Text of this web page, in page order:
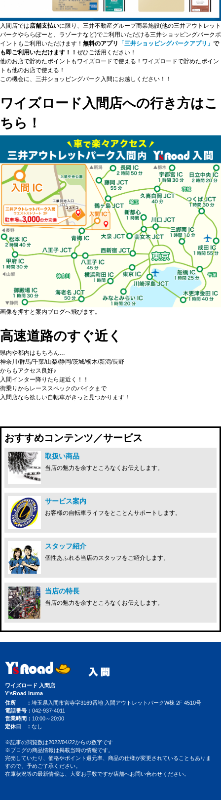
入間店では店舗支払いに限り、三井不動産グループ商業施設(他の三井アウトレット
パークやららぽーと、ラゾーナなど)でご利用いただける三井ショッピングパークポ
イントもご利用いただけます！ 無料のアプリ 「三井ショッピングパークアプリ」 で
も即ご利用いただけます！！ ぜひご活用ください！
他のお店で貯めたポイントもワイズロードで使える！ワイズロードで貯めたポイン
トも他のお店で使える！
この機会に、三井ショッピングパーク入間にお越しください！！
ワイズロード入間店への行き方はこ
ちら！
画像を押すと案内ブログへ飛びます。
高速道路のすぐ近く
県内や都内はもちろん…
神奈川/群馬/千葉/山梨/静岡/茨城/栃木/新潟/長野
からもアクセス良好♪
入間インター降りたら超近く！！
街乗りからレーススペックのバイクまで
入間店なら欲しい自転車がきっと見つかります！
おすすめコンテンツ／サービス
取扱い商品
当店の魅力を余すところなくお伝えします。
サービス案内
お客様の自転車ライフをとことんサポートします。
スタッフ紹介
個性あふれる当店のスタッフをご紹介します。
当店の特長
当店の魅力を余すところなくお伝えします。
ワイズロード 入間店
Y'sRoad Iruma
住所
埼玉県入間市宮寺字3169番地 入間アウトレットパークW棟 2F 4510号
電話番号
042-937-4011
営業時間
10:00～20:00
定休日
なし
※記事の閲覧数は2022/04/22からの数字です
※ブログの商品情報は掲載当時の情報です。
完売していたり、価格やポイント還元率、商品の仕様が変更されていることもありま
すので、予めご了承ください。
在庫状況等の最新情報は、大変お手数ですが店舗へお問い合わせください。